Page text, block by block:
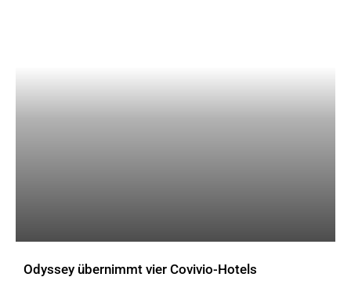
Odyssey übernimmt vier Covivio-Hotels